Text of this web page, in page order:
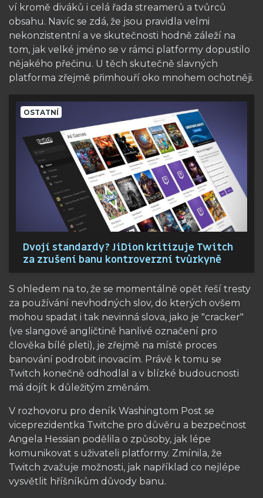
ví kromě diváků i celá řada streamerů a tvůrců
obsahu. Navíc se zdá, že jsou pravidla velmi
nekonzistentní a ve skutečnosti hodně záleží na
tom, jak velké jméno se v rámci platformy dopustilo
nějakého přečinu. U těch skutečně slavných
platforma zřejmě přimhouří oko mnohem ochotněji.
OSTATNÍ
Dvojí standardy? JiDion kritizuje Twitch
za zrušení banu kontroverzní tvůrkyně
S ohledem na to, že se momentálně opět řeší tresty
za používání nevhodných slov, do kterých ovšem
mohou spadat i tak nevinná slova, jako je "cracker"
(ve slangové angličtině hanlivé označení pro
člověka bílé pleti), je zřejmě na místě proces
banování podrobit inovacím. Právě k tomu se
Twitch konečně odhodlal a v blízké budoucnosti
má dojít k důležitým změnám.
V rozhovoru pro deník Washingtom Post se
viceprezidentka Twitche pro důvěru a bezpečnost
Angela Hessian podělila o způsoby, jak lépe
komunikovat s uživateli platformy. Zmínila, že
Twitch zvažuje možnosti, jak například co nejlépe
vysvětlit hříšníkům důvody banu.